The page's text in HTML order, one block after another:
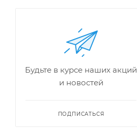
Будьте в курсе наших акций
и новостей
ПОДПИСАТЬСЯ